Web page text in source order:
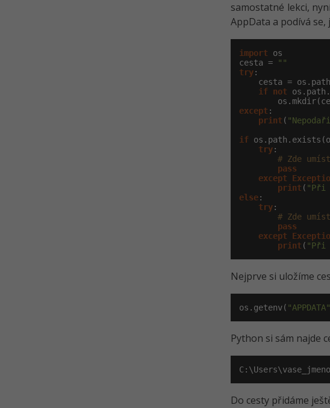
samostatné lekci,
AppData a podívá
import os
cesta =
""
try:
cesta =
if
not
except :
print (
if
try:
# Zde
pass
except
print ( "Při
else:
try:
# Zde
pass
except
print ( "Při
Nejprve si uložíme
os.getenv( "APPDATA"
Python si sám najde
Do cesty přidáme